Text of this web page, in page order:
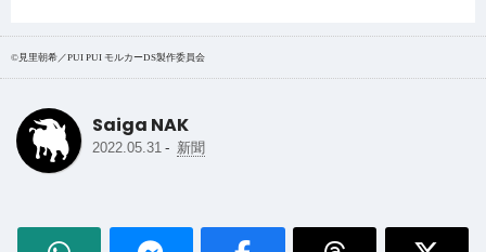
©見里朝希／PUI PUI モルカーDS製作委員会
Saiga NAK
2022.05.31 - 新聞